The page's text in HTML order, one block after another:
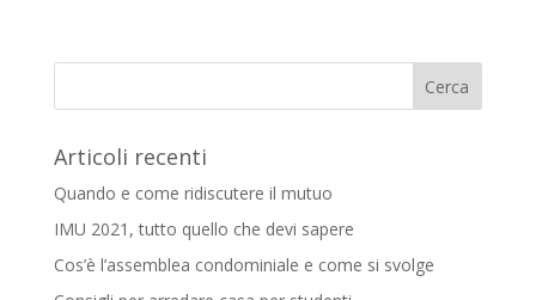
Articoli recenti
Quando e come ridiscutere il mutuo
IMU 2021, tutto quello che devi sapere
Cos’è l’assemblea condominiale e come si svolge